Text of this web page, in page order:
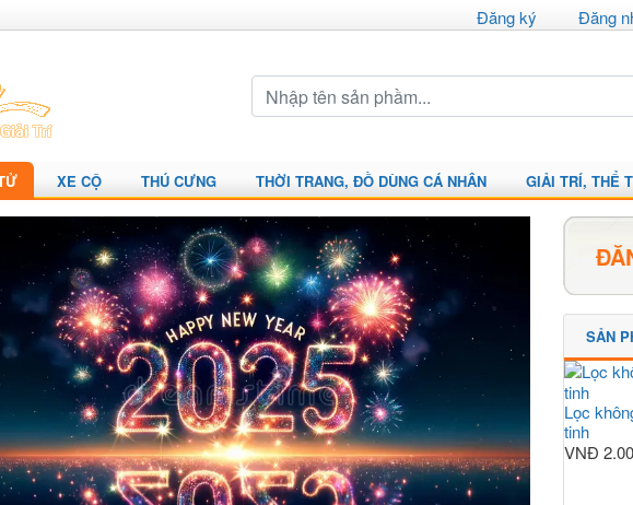
Đăng ký Đăng
XE CỘ THÚ CƯNG THỜI TRANG, ĐỒ DÙNG CÁ NHÂN GIẢI TRÍ, THỂ
SẢN
Lọc
tinh
VNĐ